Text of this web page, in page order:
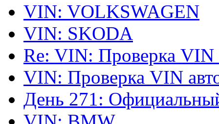
VIN: VOLKSWAGEN
VIN: SKODA
Re: VIN: Проверка VIN
VIN: Проверка VIN
День 271: